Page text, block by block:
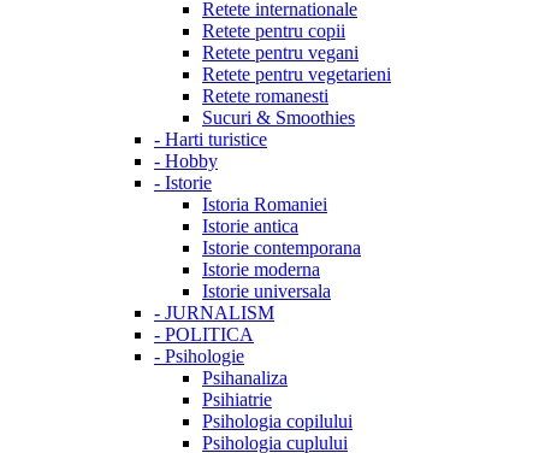
Retete internationale
Retete pentru copii
Retete pentru vegani
Retete pentru vegetarieni
Retete romanesti
Sucuri & Smoothies
- Harti turistice
- Hobby
- Istorie
Istoria Romaniei
Istorie antica
Istorie contemporana
Istorie moderna
Istorie universala
- JURNALISM
- POLITICA
- Psihologie
Psihanaliza
Psihiatrie
Psihologia copilului
Psihologia cuplului